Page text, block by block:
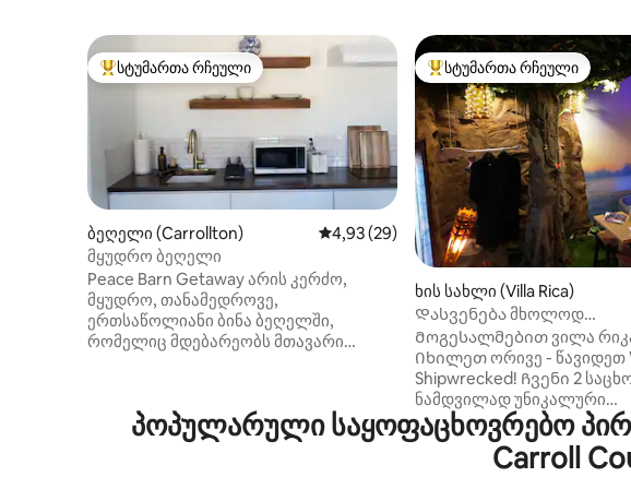
სტუმართა რჩეული მოწინავე ვარიანტი
სტუმართა რჩეული
ბეღელი (Carrollton) საშუალო შეფასებაა 5‑დან 4,93, 29
4,93 (29)
მყუდრო ბეღელი
Peace Barn Getaway არის კერძო,
მყუდრო, თანამედროვე,
ერთსაწოლიანი ბინა ბეღელში,
რომელიც მდებარეობს მთავარი
არის ერთი საძინებელი, ერთი სრული
სააბაზანო, სამზარეულო‑კუთხე
სტუმართა რჩეული
სტუმართა რჩეული
ხის სახლი (Villa Rica)
Დასვენება მხოლოდ
ზრდასრულებისთვის.
ფანტაზიის აპარტამენტი!
Მოგესალმებით ვილა
Იხილეთ ორივე - წავიდეთ
Shipwrecked! Ჩვენი 2
ნამდვილად უნიკალური
გამოცდილებაა.
თემატური ოთახები! Არა 4
ხალიჩა და ავეჯი.
ნებისმიერ ადგილას
პოპულარული საყოფაცხოვრებო
Carroll